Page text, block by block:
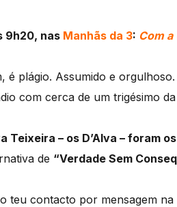
9h20, nas Manhãs da 3: Com
é plágio. Assumido e
com cerca de um trigésimo da
Teixeira – os D’Alva – foram
de “Verdade Sem
teu contacto por mensagem na